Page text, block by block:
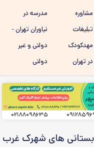
مشاوره
تبلیغات
مهدکودک
در تهران
مدرسه در
نیاوران تهران -
دولتی و غیر
دولتی
۰۲۱۸۸۰۹۸۶۳۵
های شهرک غرب